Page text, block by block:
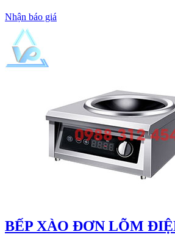
Nhận báo giá
BẾP XÀO ĐƠN LÕM